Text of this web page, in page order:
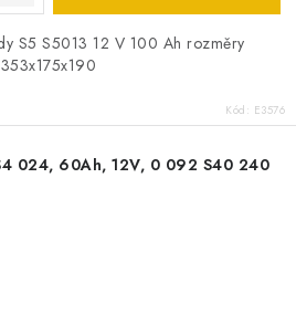
S5 S5013 12 V 100 Ah rozměry
353x175x190
Kód: E3576
024, 60Ah, 12V, 0 092 S40 240